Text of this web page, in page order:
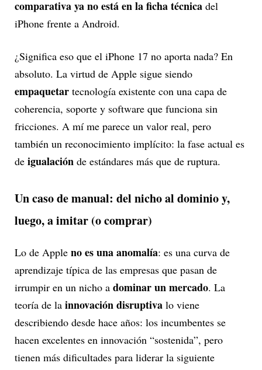
comparativa ya no está en la ficha técnica del
iPhone frente a Android.
¿Significa eso que el iPhone 17 no aporta nada? En
absoluto. La virtud de Apple sigue siendo
empaquetar tecnología existente con una capa de
coherencia, soporte y software que funciona sin
fricciones. A mí me parece un valor real, pero
también un reconocimiento implícito: la fase actual es
de igualación de estándares más que de ruptura.
Un caso de manual: del nicho al dominio y,
luego, a imitar (o comprar)
Lo de Apple no es una anomalía: es una curva de
aprendizaje típica de las empresas que pasan de
irrumpir en un nicho a dominar un mercado. La
teoría de la innovación disruptiva lo viene
describiendo desde hace años: los incumbentes se
hacen excelentes en innovación “sostenida”, pero
tienen más dificultades para liderar la siguiente